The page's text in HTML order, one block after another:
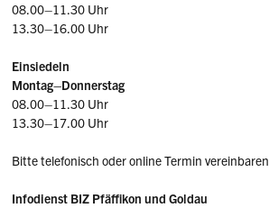
08.00–11.30 Uhr
13.30–16.00 Uhr
Einsiedeln
Montag–Donnerstag
08.00–11.30 Uhr
13.30–17.00 Uhr
Bitte telefonisch oder online Termin vereinbaren
Infodienst BIZ Pfäffikon und Goldau